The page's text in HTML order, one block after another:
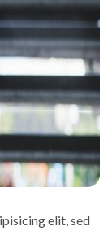
elit, sed